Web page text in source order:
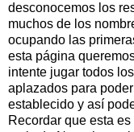
desconocemos los
muchos de los
ocupando las
esta página
intente jugar todos
aplazados para
establecido y así
Recordar que esta